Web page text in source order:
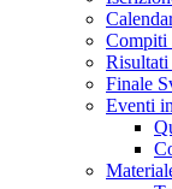
Compiti
Risultati
Finale
Eventi